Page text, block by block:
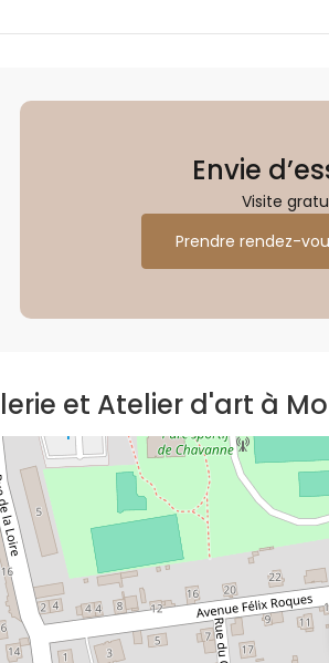
Envie
Visite
Prendre rendez-
et Atelier d'art à